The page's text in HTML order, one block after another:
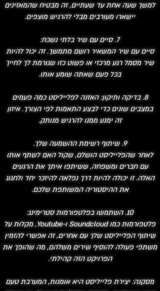
למשך שעה אחת עד שעתיים, זה מבטיח שהמאזינים
יישארו מעורבים מבלי להרגיש מוצפים.
7. סיים עם שיר בלתי נשכח:
סיים עם שיר המשאיר רושם מתמשך. זה יכול להיות
שיר מסמל רגע מרכזי או פשוט כזו שגורמת לך לחייך
בכל פעם שאתה שומע אותו.
8. בדיקה ותיקון: האזנה לפלייליסט כמה פעמים
במצבים שונים כדי לבצע התאמות לפי הצורך. איזון
זה ימנע ממנו להרגיש מנותק.
9. שיתוף רשימת ההשמעה שלך.
לאחר שהפלייליסט הושלם, שקול האם לשתף אותו
עם חברים ומשפחה, ששיתפו איתך את הרגעים
האלה. זו יכולה להיות דרך נפלאה להיזכר יחד ולחגוג
את ההיסטוריה המשותפת שלכם.
10. השתמשו בפלטפורמות סטרימינג:
פלטפורמות כמו Soundcloud ו-Youtube, מקלות על
שיתוף הפלייליסט שלך עם אחרים, זה אפשרי להזמין
משתפי פעולה להוסיף שירים משלהם, מה שהופך את
הפרויקט הזה קהילתי.
מסקנה: יצירת פלייליסט היא אומנות, המערבת טעם